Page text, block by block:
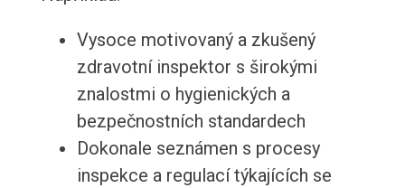
Vysoce motivovaný a zkušený
zdravotní inspektor s širokými
znalostmi o hygienických a
bezpečnostních standardech
Dokonale seznámen s procesy
inspekce a regulací týkajících se